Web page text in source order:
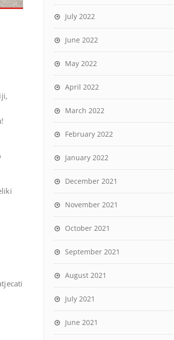
July 2022
June 2022
May 2022
April 2022
March 2022
February 2022
January 2022
December 2021
November 2021
October 2021
September 2021
August 2021
July 2021
June 2021